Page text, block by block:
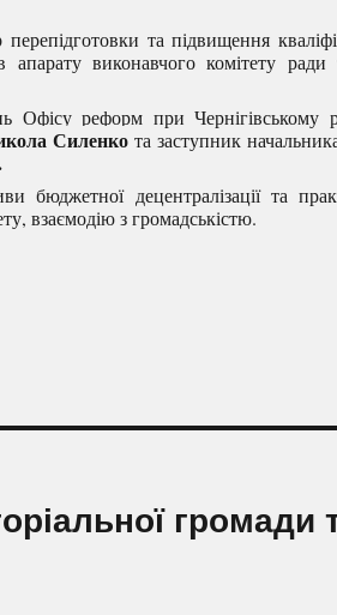
та підвищення
виконавчого комітету ради
реформ при Чернігівському
Силенко та заступник
децентралізації та
взаємодію з громадськістю.
громади